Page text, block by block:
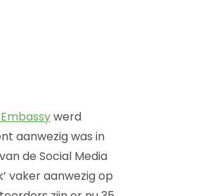
werd
aanwezig was in
de Social Media
vaker aanwezig op